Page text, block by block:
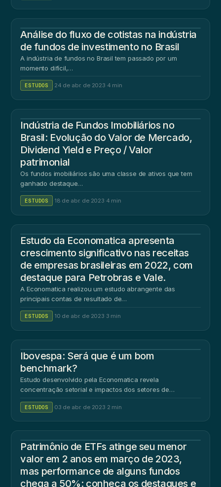
Análise do fluxo de cotistas na indústria
de fundos de investimento no Brasil
A indústria de fundos no Brasil tem passado por um
momento difícil,…
ESTUDOS 24 de abr. de 2023 4 min
Indústria de Fundos Imobiliários no
Brasil: Evolução do Valor de Mercado,
Dividend Yield e Preço / Valor
patrimonial
Os fundos imobiliários são uma classe de ativos que tem
ganhado destaque…
ESTUDOS 18 de abr. de 2023 4 min
Estudo da Economatica apresenta
crescimento significativo nas receitas
de empresas brasileiras em 2022, com
destaque para Petrobras e Vale.
A Economatica realizou um estudo abrangente das
principais contas de resultado de…
ESTUDOS 10 de abr. de 2023 3 min
Ibovespa: Será que é um bom
benchmark?
Estudo desenvolvido pela Economatica revela
concentração setorial e impactos dos setores de…
ESTUDOS 03 de abr. de 2023 2 min
Patrimônio de ETFs atinge seu menor
valor em 2 anos em março de 2023,
mas performance de alguns fundos
chega a 50%: conheça os destaques e